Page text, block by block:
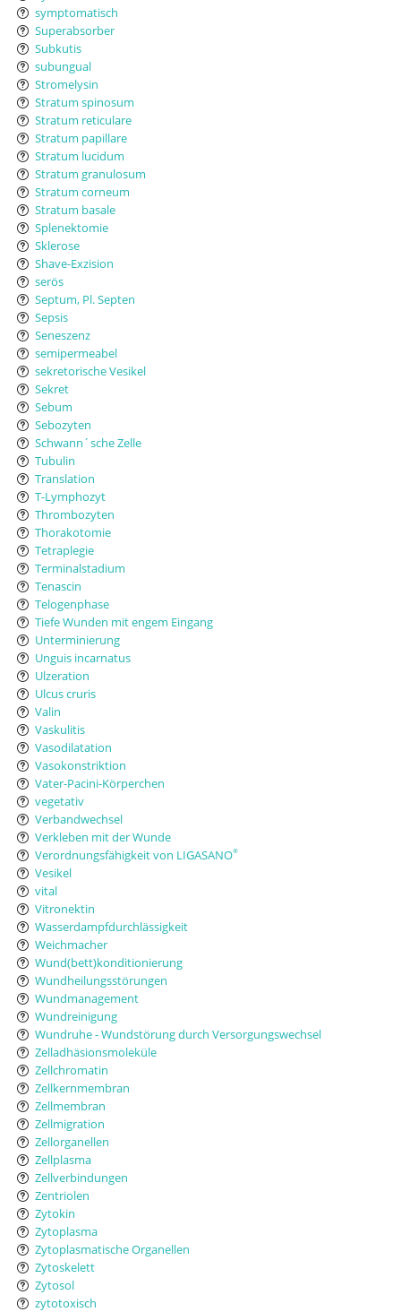
symptomatisch
Superabsorber
Subkutis
subungual
Stromelysin
Stratum spinosum
Stratum reticulare
Stratum papillare
Stratum lucidum
Stratum granulosum
Stratum corneum
Stratum basale
Splenektomie
Sklerose
Shave-Exzision
serös
Septum, Pl. Septen
Sepsis
Seneszenz
semipermeabel
sekretorische Vesikel
Sekret
Sebum
Sebozyten
Schwann´sche Zelle
Tubulin
Translation
T-Lymphozyt
Thrombozyten
Thorakotomie
Tetraplegie
Terminalstadium
Tenascin
Telogenphase
Tiefe Wunden mit engem Eingang
Unterminierung
Unguis incarnatus
Ulzeration
Ulcus cruris
Valin
Vaskulitis
Vasodilatation
Vasokonstriktion
Vater-Pacini-Körperchen
vegetativ
Verbandwechsel
Verkleben mit der Wunde
Verordnungsfähigkeit von LIGASANO®
Vesikel
vital
Vitronektin
Wasserdampfdurchlässigkeit
Weichmacher
Wund(bett)konditionierung
Wundheilungsstörungen
Wundmanagement
Wundreinigung
Wundruhe - Wundstörung durch Versorgungswechsel
Zelladhäsionsmoleküle
Zellchromatin
Zellkernmembran
Zellmembran
Zellmigration
Zellorganellen
Zellplasma
Zellverbindungen
Zentriolen
Zytokin
Zytoplasma
Zytoplasmatische Organellen
Zytoskelett
Zytosol
zytotoxisch